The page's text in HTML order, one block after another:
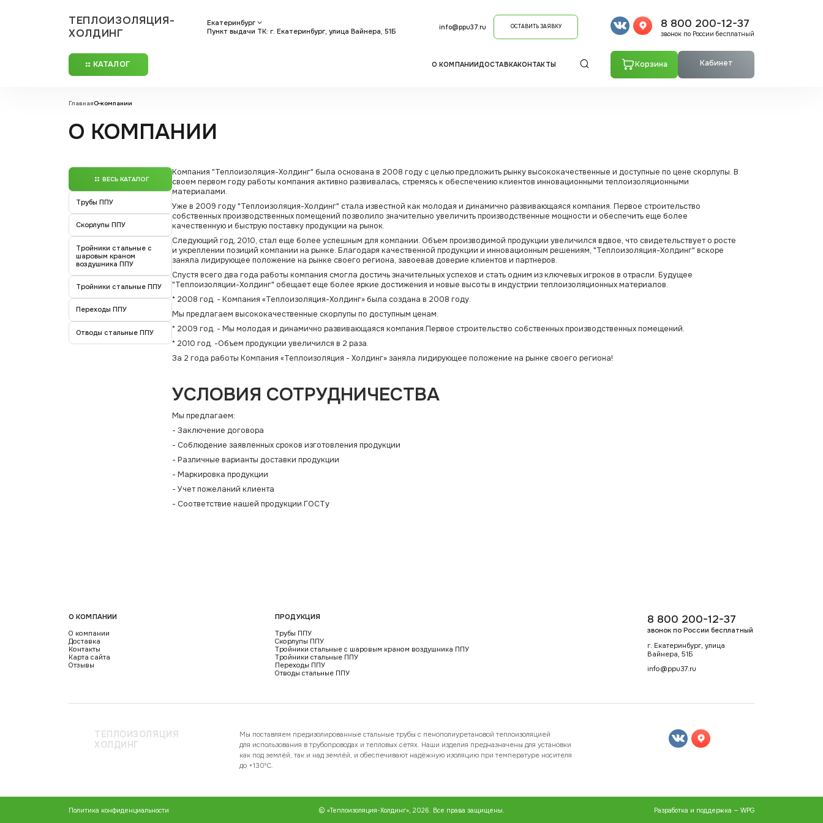
ТЕПЛОИЗОЛЯЦИЯ-
ХОЛДИНГ
Екатеринбург
Пункт выдачи ТК: г. Екатеринбург, улица Вайнера, 51Б
info@ppu37.ru ОСТАВИТЬ ЗАЯВКУ 8 800 200-12-37
звонок по России бесплатный
КАТАЛОГ О КОМПАНИИДОСТАВКАКОНТАКТЫ Корзина Кабинет
ГлавнаяО компании
О КОМПАНИИ
ВЕСЬ КАТАЛОГ
Трубы ППУ
Скорлупы ППУ
Тройники стальные с
шаровым краном
воздушника ППУ
Тройники стальные ППУ
Переходы ППУ
Отводы стальные ППУ
Компания "Теплоизоляция-Холдинг" была основана в 2008 году с целью предложить рынку высококачественные и доступные по цене скорлупы. В
своем первом году работы компания активно развивалась, стремясь к обеспечению клиентов инновационными теплоизоляционными
материалами.
Уже в 2009 году "Теплоизоляция-Холдинг" стала известной как молодая и динамично развивающаяся компания. Первое строительство
собственных производственных помещений позволило значительно увеличить производственные мощности и обеспечить еще более
качественную и быструю поставку продукции на рынок.
Следующий год, 2010, стал еще более успешным для компании. Объем производимой продукции увеличился вдвое, что свидетельствует о росте
и укреплении позиций компании на рынке. Благодаря качественной продукции и инновационным решениям, "Теплоизоляция-Холдинг" вскоре
заняла лидирующее положение на рынке своего региона, завоевав доверие клиентов и партнеров.
Спустя всего два года работы компания смогла достичь значительных успехов и стать одним из ключевых игроков в отрасли. Будущее
"Теплоизоляции-Холдинг" обещает еще более яркие достижения и новые высоты в индустрии теплоизоляционных материалов.
* 2008 год. - Компания «Теплоизоляция-Холдинг» была создана в 2008 году.
Мы предлагаем высококачественные скорлупы по доступным ценам.
* 2009 год. - Мы молодая и динамично развивающаяся компания.Первое строительство собственных производственных помещений.
* 2010 год. -Объем продукции увеличился в 2 раза.
За 2 года работы Компания «Теплоизоляция - Холдинг» заняла лидирующее положение на рынке своего региона!
УСЛОВИЯ СОТРУДНИЧЕСТВА
Мы предлагаем:
- Заключение договора
- Соблюдение заявленных сроков изготовления продукции
- Различные варианты доставки продукции
- Маркировка продукции
- Учет пожеланий клиента
- Соответствие нашей продукции ГОСТу
О КОМПАНИИ
О компании
Доставка
Контакты
Карта сайта
Отзывы
ПРОДУКЦИЯ
Трубы ППУ
Скорлупы ППУ
Тройники стальные с шаровым краном воздушника ППУ
Тройники стальные ППУ
Переходы ППУ
Отводы стальные ППУ
8 800 200-12-37
звонок по России бесплатный
г. Екатеринбург, улица
Вайнера, 51Б
info@ppu37.ru
ТЕПЛОИЗОЛЯЦИЯ
ХОЛДИНГ
Мы поставляем предизолированные стальные трубы с пенополиуретановой теплоизоляцией
для использования в трубопроводах и тепловых сетях. Наши изделия предназначены для установки
как под землёй, так и над землёй, и обеспечивают надёжную изоляцию при температуре носителя
до +130ºC.
Политика конфиденциальности © «Теплоизоляция-Холдинг», 2026. Все права защищены. Разработка и поддержка — WPG